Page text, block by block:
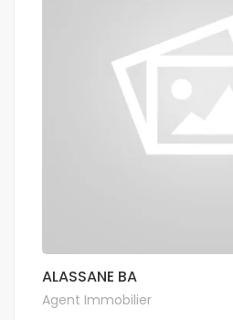
ALASSANE BA
Agent Immobilier